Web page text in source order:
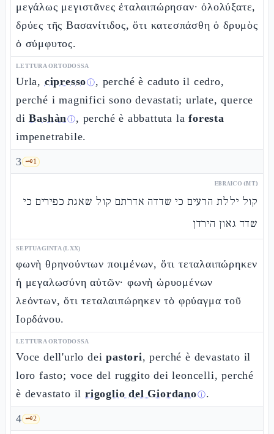
μεγάλως μεγιστᾶνες ἐταλαιπώρησαν· ὀλολύξατε,
δρύες τῆς Βασανίτιδος, ὅτι κατεσπάσθη ὁ δρυμὸς
ὁ σύμφυτος.
LETTURA ORTODOSSA
Urla, cipressoⓘ, perché è caduto il cedro,
perché i magnifici sono devastati; urlate, querce
diBashànⓘ, perché è abbattuta laforesta
impenetrabile.
3 🗝️1
EBRAICO (MT)
קול יללת הרעים כי שדדה אדרתם קול שאגת כפירים כי
שדד גאון הירדן
SEPTUAGINTA (LXX)
φωνὴ θρηνούντων ποιμένων, ὅτι τεταλαιπώρηκεν
ἡ μεγαλωσύνη αὐτῶν· φωνὴ ὠρυομένων
λεόντων, ὅτι τεταλαιπώρηκεν τὸ φρύαγμα τοῦ
Ιορδάνου.
LETTURA ORTODOSSA
Voce dell'urlo deipastori, perché è devastato il
loro fasto; voce del ruggito dei leoncelli, perché
è devastato ilrigoglio del Giordanoⓘ.
4 🗝️2